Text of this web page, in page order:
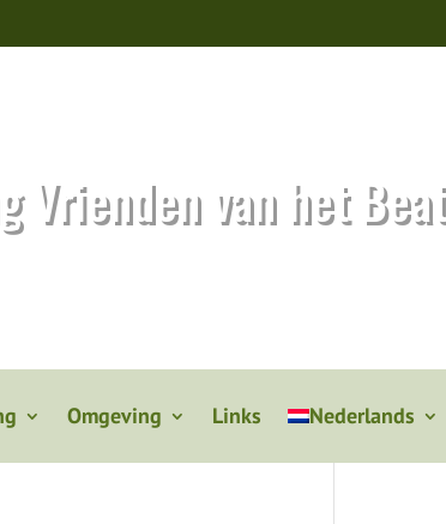
Vrienden van het
Omgeving Links Nederlands